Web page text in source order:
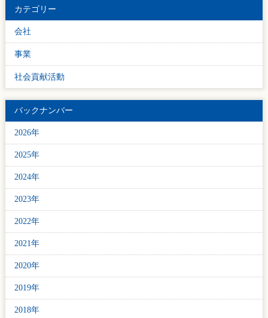
カテゴリー
会社
事業
社会貢献活動
バックナンバー
2026年
2025年
2024年
2023年
2022年
2021年
2020年
2019年
2018年